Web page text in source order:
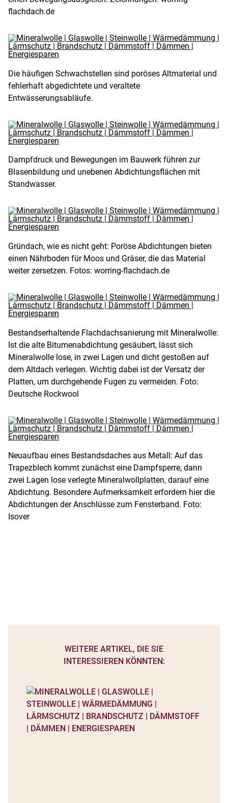
flachdach.de
Die häufigen Schwachstellen sind poröses Altmaterial und
fehlerhaft abgedichtete und veraltete
Entwässerungsabläufe.
Dampfdruck und Bewegungen im Bauwerk führen zur
Blasenbildung und unebenen Abdichtungsflächen mit
Standwasser.
Gründach, wie es nicht geht: Poröse Abdichtungen bieten
einen Nährboden für Moos und Gräser, die das Material
weiter zersetzen. Fotos: worring-flachdach.de
Bestandserhaltende Flachdachsanierung mit Mineralwolle:
Ist die alte Bitumenabdichtung gesäubert, lässt sich
Mineralwolle lose, in zwei Lagen und dicht gestoßen auf
dem Altdach verlegen. Wichtig dabei ist der Versatz der
Platten, um durchgehende Fugen zu vermeiden. Foto:
Deutsche Rockwool
Neuaufbau eines Bestandsdaches aus Metall: Auf das
Trapezblech kommt zunächst eine Dampfsperre, dann
zwei Lagen lose verlegte Mineralwollplatten, darauf eine
Abdichtung. Besondere Aufmerksamkeit erfordern hier die
Abdichtungen der Anschlüsse zum Fensterband. Foto:
Isover
WEITERE ARTIKEL, DIE SIE
INTERESSIEREN KÖNNTEN: